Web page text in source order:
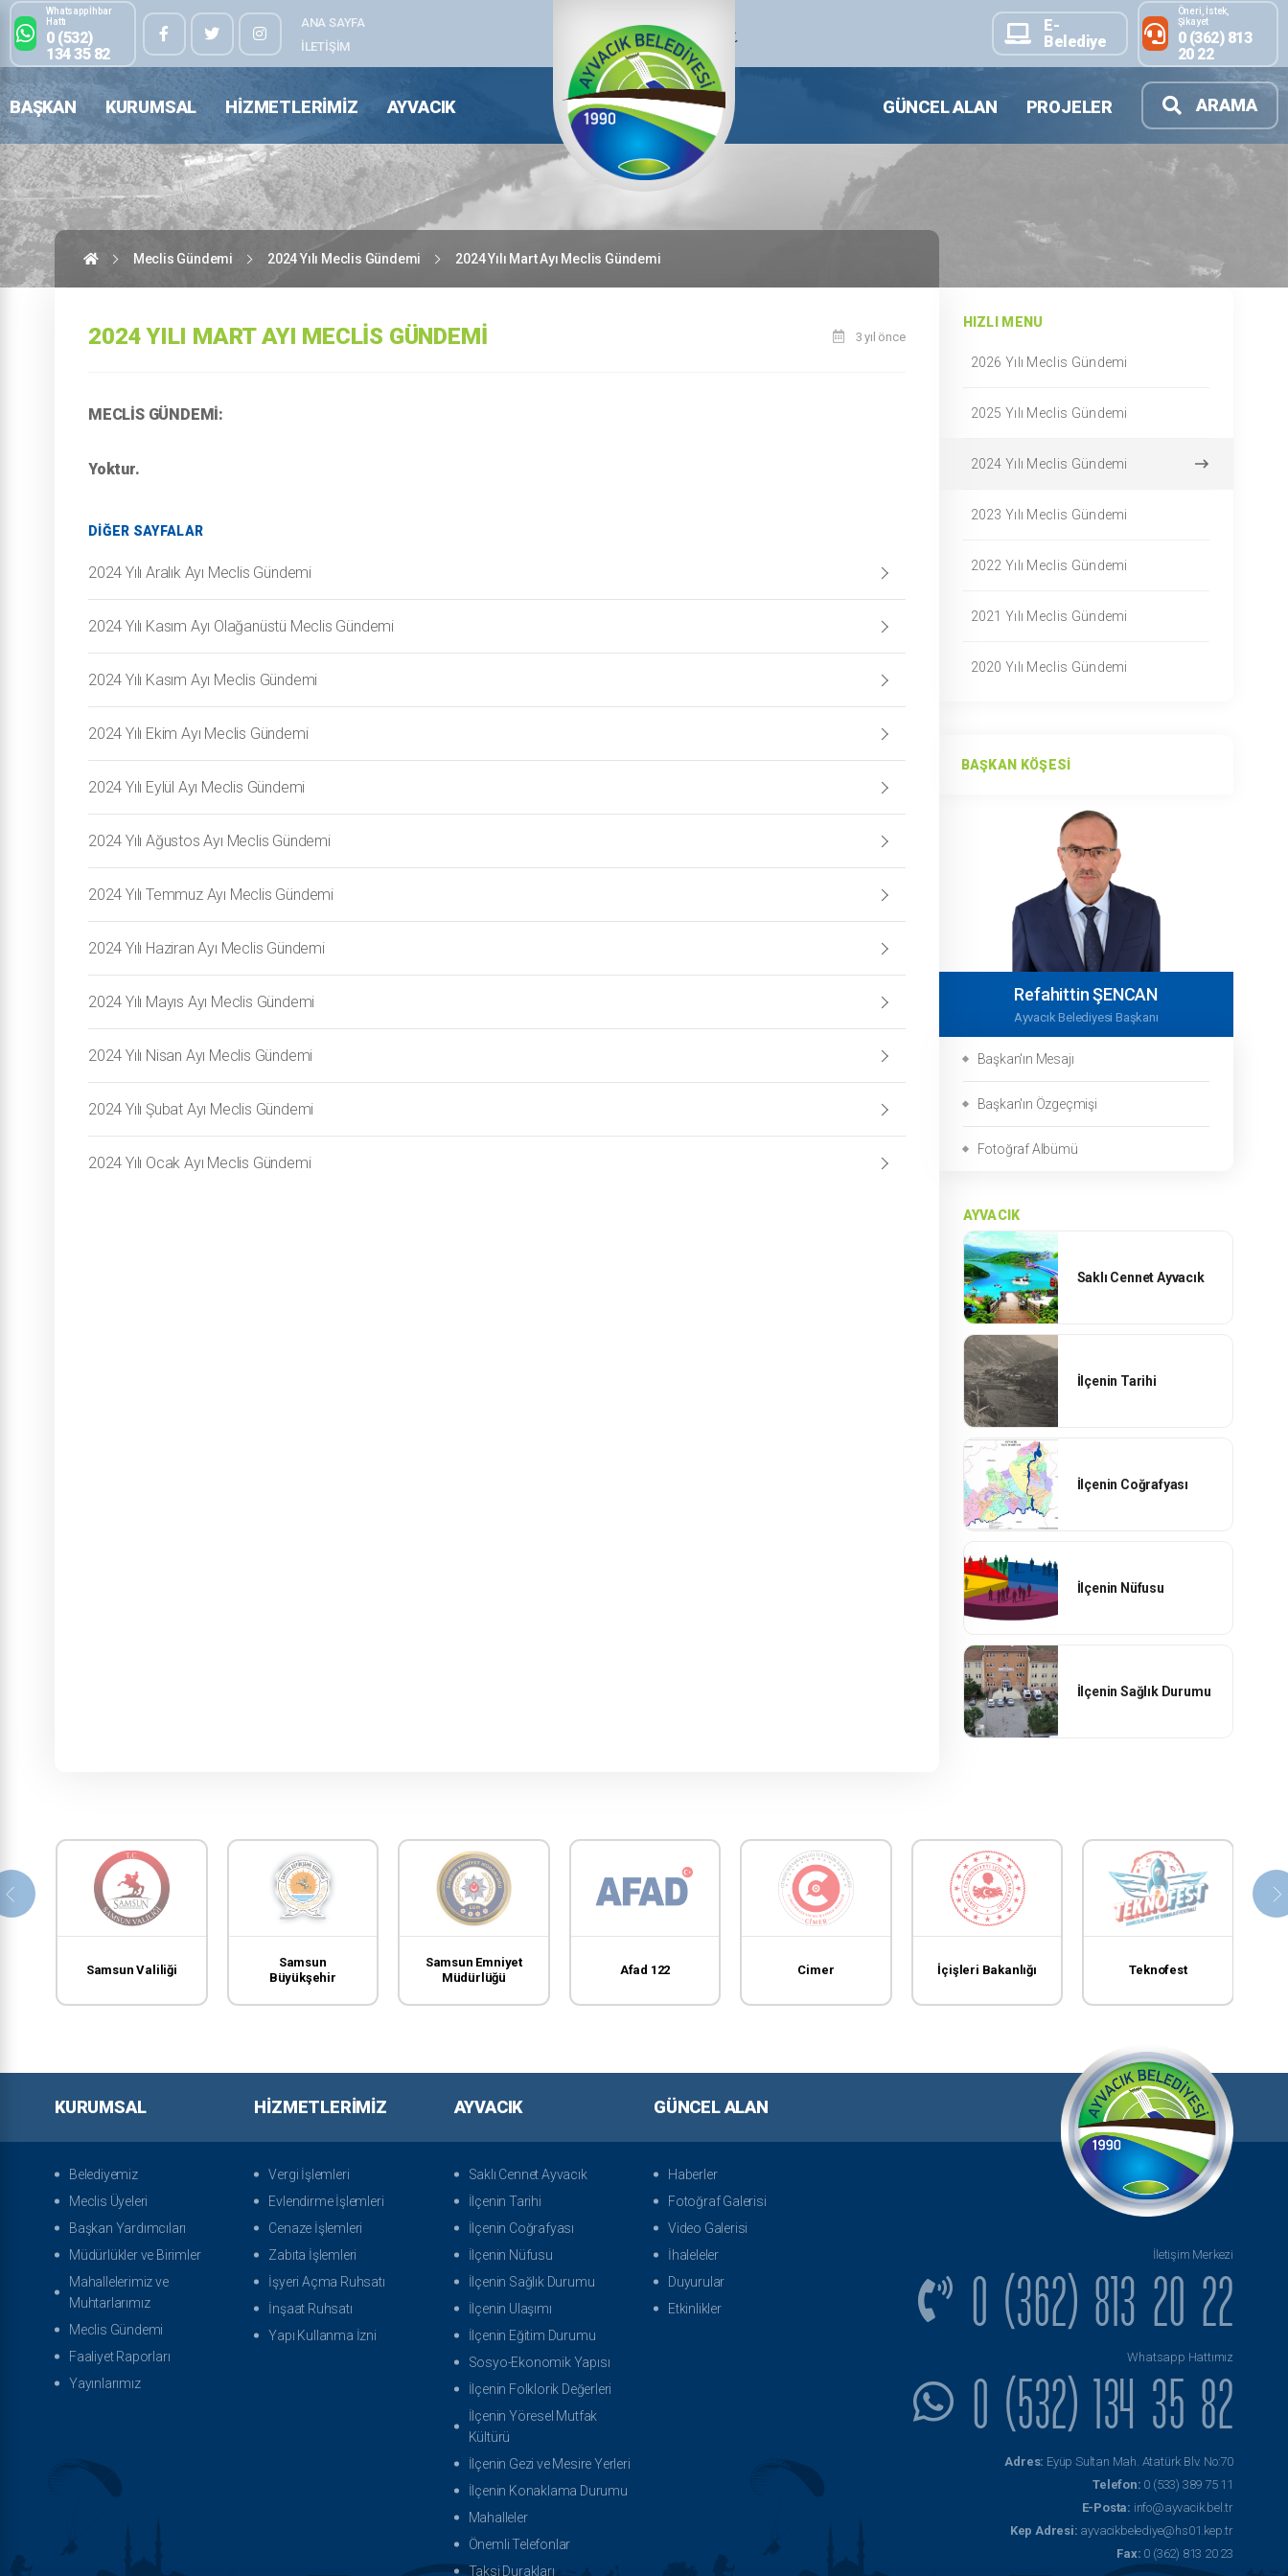
Whatsapp İhbar
Hattı
0 (532)
134 35 82
ANA SAYFA
İLETIŞIM
E-
Belediye
Öneri, İstek,
Şikayet
0 (362) 813
20 22
BAŞKAN KURUMSAL HIZMETLERIMIZ AYVACIK GÜNCEL ALAN PROJELER ARAMA
Meclis Gündemi 2024 Yılı Meclis Gündemi 2024 Yılı Mart Ayı Meclis Gündemi
2024 YILI MART AYI MECLIS GÜNDEMI 3 yıl önce
MECLİS GÜNDEMİ:
Yoktur.
DIĞER SAYFALAR
2024 Yılı Aralık Ayı Meclis Gündemi
2024 Yılı Kasım Ayı Olağanüstü Meclis Gündemi
2024 Yılı Kasım Ayı Meclis Gündemi
2024 Yılı Ekim Ayı Meclis Gündemi
2024 Yılı Eylül Ayı Meclis Gündemi
2024 Yılı Ağustos Ayı Meclis Gündemi
2024 Yılı Temmuz Ayı Meclis Gündemi
2024 Yılı Haziran Ayı Meclis Gündemi
2024 Yılı Mayıs Ayı Meclis Gündemi
2024 Yılı Nisan Ayı Meclis Gündemi
2024 Yılı Şubat Ayı Meclis Gündemi
2024 Yılı Ocak Ayı Meclis Gündemi
HIZLI MENU
2026 Yılı Meclis Gündemi
2025 Yılı Meclis Gündemi
2024 Yılı Meclis Gündemi
2023 Yılı Meclis Gündemi
2022 Yılı Meclis Gündemi
2021 Yılı Meclis Gündemi
2020 Yılı Meclis Gündemi
BAŞKAN KÖŞESI
Refahittin ŞENCAN
Ayvacık Belediyesi Başkanı
Başkan'ın Mesajı
Başkan'ın Özgeçmişi
Fotoğraf Albümü
AYVACIK
Saklı Cennet Ayvacık
İlçenin Tarihi
İlçenin Coğrafyası
İlçenin Nüfusu
İlçenin Sağlık Durumu
Samsun Valiliği
Samsun
Büyükşehir
Samsun Emniyet
Müdürlüğü
Afad 122 Cimer İçişleri Bakanlığı Teknofest
KURUMSAL
Belediyemiz
Meclis Üyeleri
Başkan Yardımcıları
Müdürlükler ve Birimler
Mahallelerimiz ve
Muhtarlarımız
Meclis Gündemi
Faaliyet Raporları
Yayınlarımız
HIZMETLERIMIZ
Vergi İşlemleri
Evlendirme İşlemleri
Cenaze İşlemleri
Zabıta İşlemleri
İşyeri Açma Ruhsatı
İnşaat Ruhsatı
Yapı Kullanma İzni
AYVACIK
Saklı Cennet Ayvacık
İlçenin Tarihi
İlçenin Coğrafyası
İlçenin Nüfusu
İlçenin Sağlık Durumu
İlçenin Ulaşımı
İlçenin Eğitim Durumu
Sosyo-Ekonomik Yapısı
İlçenin Folklorik Değerleri
İlçenin Yöresel Mutfak
Kültürü
İlçenin Gezi ve Mesire Yerleri
İlçenin Konaklama Durumu
Mahalleler
Önemli Telefonlar
Taksi Durakları
GÜNCEL ALAN
Haberler
Fotoğraf Galerisi
Video Galerisi
İhaleleler
Duyurular
Etkinlikler
İletişim Merkezi
0 (362) 813 20 22
Whatsapp Hattımız
0 (532) 134 35 82
Adres: Eyüp Sultan Mah. Atatürk Blv. No:70
Telefon: 0 (533) 389 75 11
E-Posta: info@ayvacik.bel.tr
Kep Adresi: ayvacikbelediye@hs01.kep.tr
Fax: 0 (362) 813 20 23